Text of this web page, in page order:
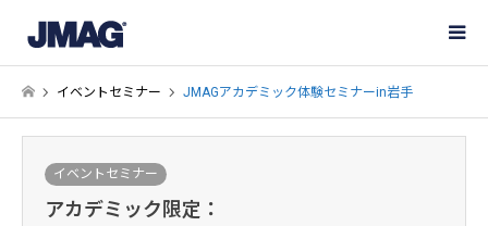
イベントセミナー JMAGアカデミック体験セミナーin岩手
イベントセミナー
アカデミック限定：